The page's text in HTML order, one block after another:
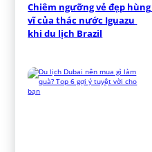
Chiêm ngưỡng vẻ đẹp hùng
vĩ của thác nước Iguazu
khi du lịch Brazil